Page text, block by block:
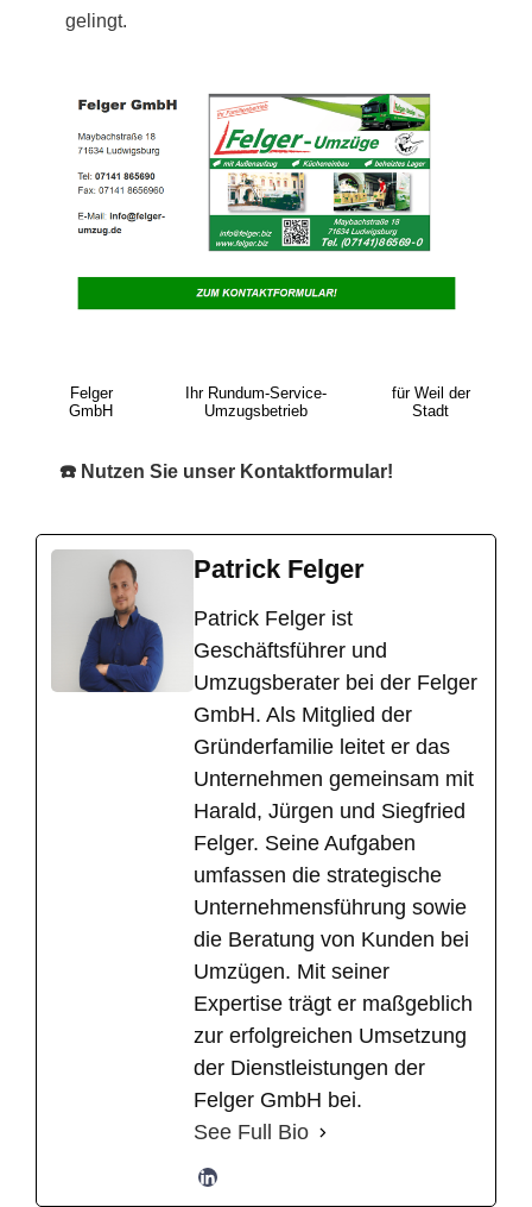
gelingt.
Felger
GmbH
Ihr Rundum-Service-
Umzugsbetrieb
für Weil der
Stadt
☎️ Nutzen Sie unser Kontaktformular!
Patrick Felger
​Patrick Felger ist
Geschäftsführer und
Umzugsberater bei der Felger
GmbH. Als Mitglied der
Gründerfamilie leitet er das
Unternehmen gemeinsam mit
Harald, Jürgen und Siegfried
Felger. Seine Aufgaben
umfassen die strategische
Unternehmensführung sowie
die Beratung von Kunden bei
Umzügen. Mit seiner
Expertise trägt er maßgeblich
zur erfolgreichen Umsetzung
der Dienstleistungen der
Felger GmbH bei.
See Full Bio